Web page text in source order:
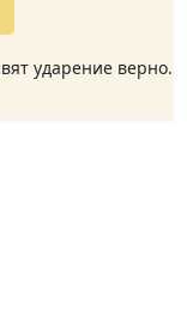
ударение верно.